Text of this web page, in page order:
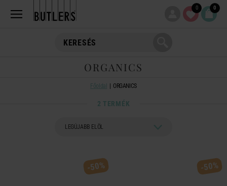
0 0
ORGANICS
Főoldal ORGANICS
2 TERMÉK
-50% -50%